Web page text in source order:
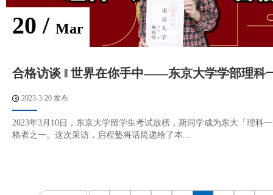
20 / Mar
合格访谈 ‖ 世界在你手中——东京大学学部理科
2023-3-20 发布
2023年3月10日，东京大学留学生考试放榜，斯同学成为东大「理科
格者之一。这次采访，启程塾将话筒递给了本...